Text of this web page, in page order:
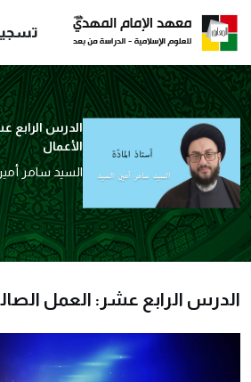
الدرس الرابع
الأعمال
السيد سامر
الدرس الرابع عشر: العمل